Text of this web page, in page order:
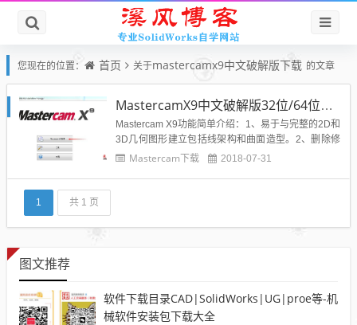
您现在的位置： 首页 关于mastercamx9中文破解版下载 的文章
MastercamX9中文破解版32位/64位下载
Mastercam X9功能简单介绍：1、易于与完整的2D和
3D几何图形建立包括线架构和曲面造型。2、删除修
剪边界和填补修整洞。3、自动分模及模具制造线计
Mastercam下载 2018-07-31
1 共 1 页
图文推荐
软件下载目录CAD|SolidWorks|UG|proe等-机
械软件安装包下载大全